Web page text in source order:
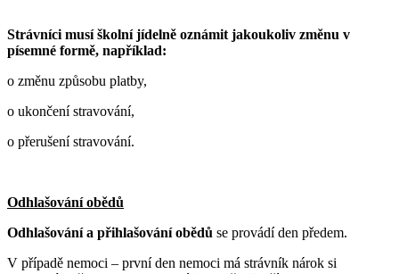
Strávníci musí školní jídelně oznámit jakoukoliv změnu v
písemné formě, například:
o změnu způsobu platby,
o ukončení stravování,
o přerušení stravování.
Odhlašování obědů
Odhlašování a přihlašování obědů se provádí den předem.
V případě nemoci – první den nemoci má strávník nárok si